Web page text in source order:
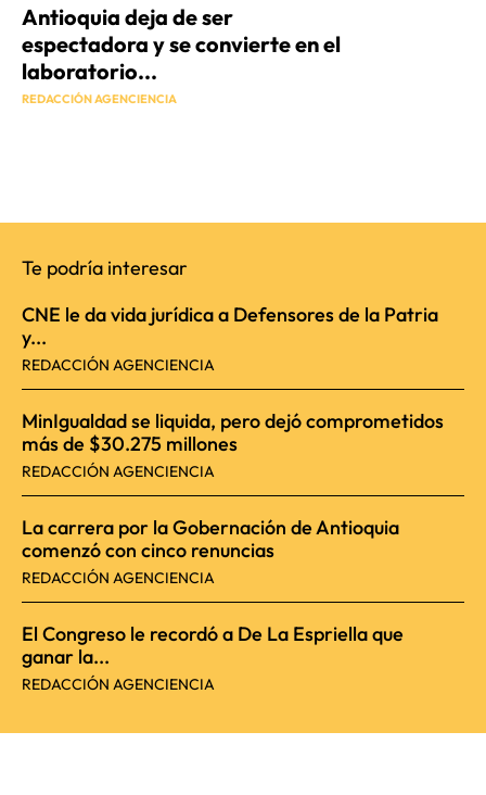
Antioquia deja de ser
espectadora y se convierte en el
laboratorio...
REDACCIÓN AGENCIENCIA
Te podría interesar
CNE le da vida jurídica a Defensores de la Patria
y...
REDACCIÓN AGENCIENCIA
MinIgualdad se liquida, pero dejó comprometidos
más de $30.275 millones
REDACCIÓN AGENCIENCIA
La carrera por la Gobernación de Antioquia
comenzó con cinco renuncias
REDACCIÓN AGENCIENCIA
El Congreso le recordó a De La Espriella que
ganar la...
REDACCIÓN AGENCIENCIA